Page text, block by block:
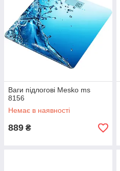
Ваги підлогові Mesko ms
8156
Немає в наявності
889 ₴